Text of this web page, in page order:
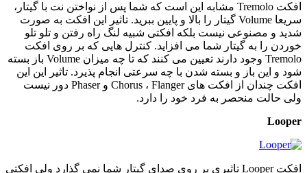
افکت Tremolo مشابه این است که شما پس از نواختن نت با گیتار،
سریعا Volume گیتار را بالا و پایین ببرید. تاثیر این افکت به صورت
شدید و مصنوعی نیست بلکه افکتی شبیه لنگ راه رفتن و تلو تلو
خوردن را به گیتار شما می افزاید. کنترل هایی که بر روی افکت
Tremolo وجود دارند تعیین می کنند که تا چه میزان Volume باز بسته
شود و این باز و بسته شدن با چه سرعتی انجام پذیرد. تاثیر این این
افکت چندان از افکت های Chorus ، Flanger و Phaser دور نیست
ولی حالت منحصر به فرد خود را دارد.
Looper
افکت Looper تاثیری بر روی صدای گیتار شما نمی گذارد ولی افکتی